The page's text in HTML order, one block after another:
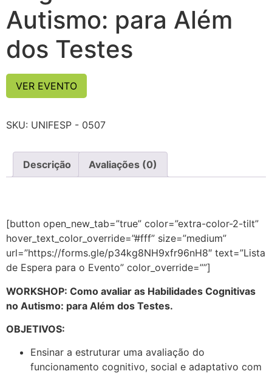
Autismo: para Além
dos Testes
VER EVENTO
SKU: UNIFESP - 0507
Descrição Avaliações (0)
[button open_new_tab=”true” color=”extra-color-2-tilt”
hover_text_color_override=”#fff” size=”medium”
url=”https://forms.gle/p34kg8NH9xfr96nH8″ text=”Lista
de Espera para o Evento” color_override=””]
WORKSHOP: Como avaliar as Habilidades Cognitivas
no Autismo: para Além dos Testes.
OBJETIVOS:
Ensinar a estruturar uma avaliação do
funcionamento cognitivo, social e adaptativo com